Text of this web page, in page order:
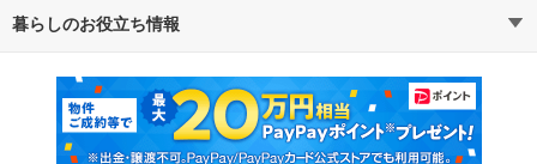
不動産・住宅
新築マンション 中古マンション
新築一戸建て 中古一戸建て
暮らしのお役立ち情報
マンションカタログ 教えて！住まいの先生